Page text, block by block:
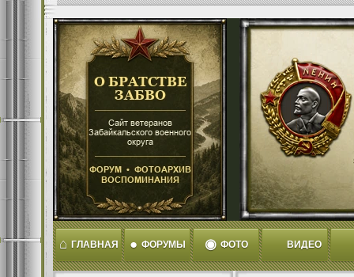
⌂ ГЛАВНАЯ ● ФОРУМЫ ◉ ФОТО ВИДЕО